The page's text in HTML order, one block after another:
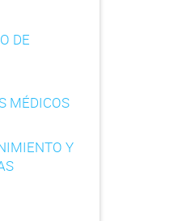
DE
MÉDICOS
Y